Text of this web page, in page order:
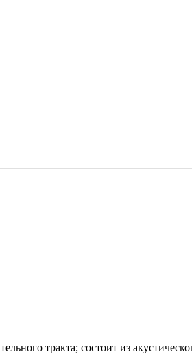
тракта; состоит из